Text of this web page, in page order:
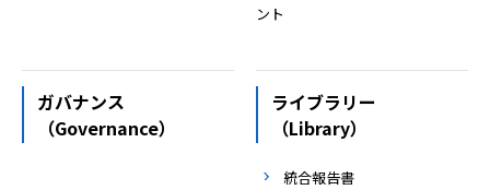
ント
ガバナンス
（Governance）
ライブラリー
（Library）
統合報告書